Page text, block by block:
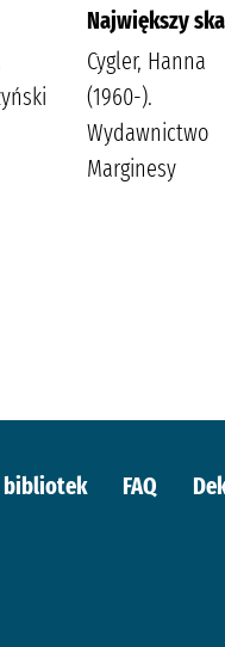
Największy
Cygler, Hanna
(1960-).
Wydawnictwo
Marginesy
bibliotek FAQ